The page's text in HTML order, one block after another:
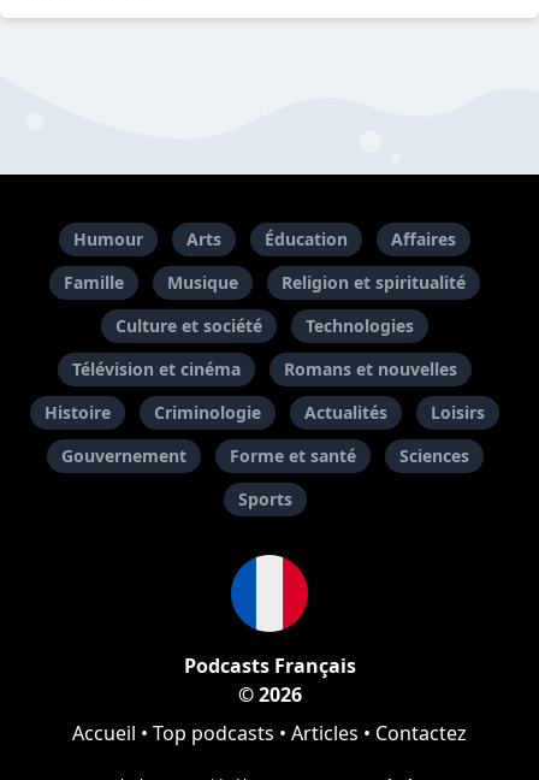
Humour Arts Éducation
Affaires
Famille
Musique
Religion et spiritualité
Culture et société
Technologies
Télévision et cinéma
Romans et nouvelles
Histoire
Criminologie Actualités
Loisirs
Gouvernement
Forme et santé
Sciences
Sports
Podcasts Français
© 2026
Accueil • Top podcasts • Articles • Contactez